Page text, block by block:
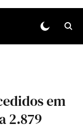
em
2.879